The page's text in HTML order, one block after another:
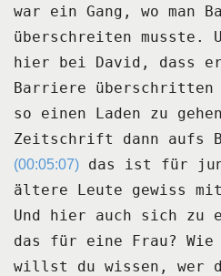
war ein Gang, wo man
überschreiten musste.
hier bei David, dass
Barriere überschritten
so einen Laden zu
Zeitschrift dann aufs
(00:05:07)
das ist für
ältere Leute gewiss mit
Und hier auch sich zu
das für eine Frau?
willst du wissen, wer